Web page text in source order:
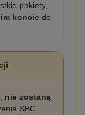
pakiety,
koncie do
nie zostaną
SBC.